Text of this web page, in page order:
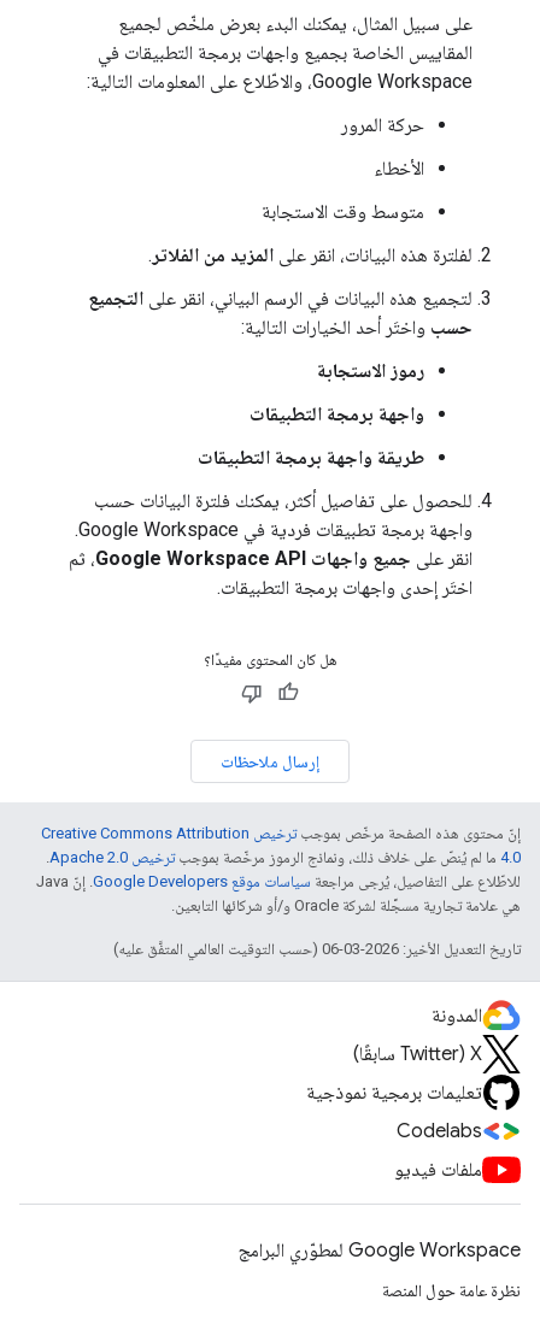
على سبيل المثال، يمكنك البدء بعرض ملخّص لجميع
المقاييس الخاصة بجميع واجهات برمجة التطبيقات في
Google Workspace، والاطّلاع على المعلومات التالية:
حركة المرور
الأخطاء
متوسط وقت الاستجابة
لفلترة هذه البيانات، انقر على المزيد من الفلاتر .
لتجميع هذه البيانات في الرسم البياني، انقر على التجميع
حسب واختَر أحد الخيارات التالية:
رموز الاستجابة
واجهة برمجة التطبيقات
طريقة واجهة برمجة التطبيقات
للحصول على تفاصيل أكثر، يمكنك فلترة البيانات حسب
واجهة برمجة تطبيقات فردية في Google Workspace.
انقر على جميع واجهات Google Workspace API
، ثم
اختَر إحدى واجهات برمجة التطبيقات.
هل كان المحتوى مفيدًا؟
إرسال ملاحظات
إنّ محتوى هذه الصفحة مرخّص بموجب
ترخيص Creative Commons Attribution
4.0‏ ما لم يُنصّ على خلاف ذلك، ونماذج الرموز مرخّصة بموجبترخيص Apache 2.0‏
.
للاطّلاع على التفاصيل، يُرجى مراجعة سياسات موقع Google Developers‏
. إنّ Java
هي علامة تجارية مسجَّلة لشركة Oracle و/أو شركائها التابعين.
تاريخ التعديل الأخير: 2026-03-06 (حسب التوقيت العالمي المتفَّق عليه)
المدونة
‫X ‏(Twitter سابقًا)
تعليمات برمجية نموذجية
Codelabs
ملفات فيديو
Google Workspace لمطوّري البرامج
نظرة عامة حول المنصة